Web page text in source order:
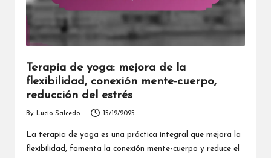
Terapia de yoga: mejora de la
flexibilidad, conexión mente-cuerpo,
reducción del estrés
by
By Lucio Salcedo 15/12/2025
La terapia de yoga es una práctica integral que mejora la
flexibilidad, fomenta la conexión mente-cuerpo y reduce el